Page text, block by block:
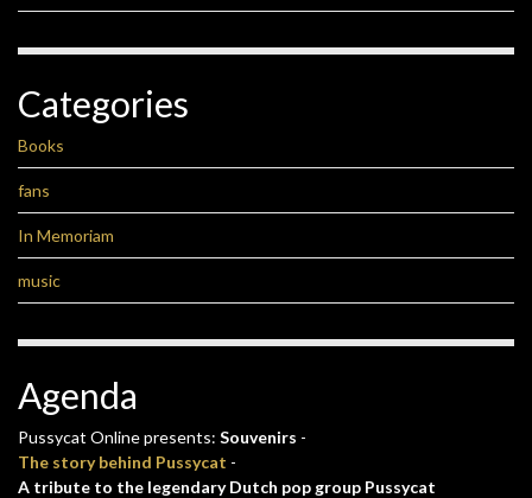
Categories
Books
fans
In Memoriam
music
Agenda
Pussycat Online presents: Souvenirs -
The story behind Pussycat -
A tribute to the legendary Dutch pop group Pussycat